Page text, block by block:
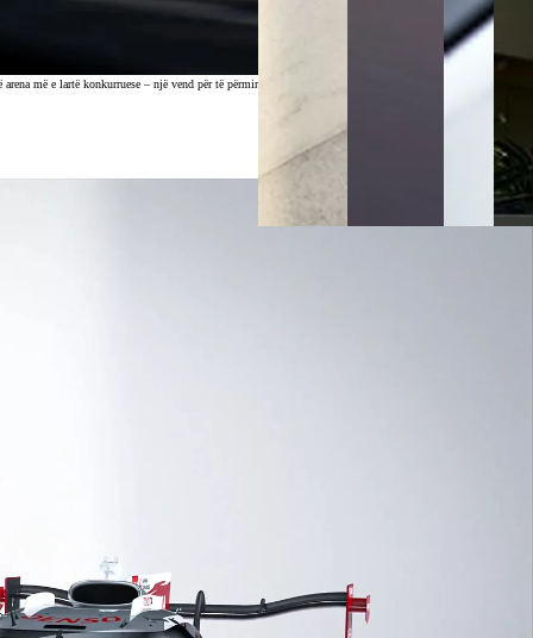
më e lartë konkurruese – një vend për të përmirësuar si makinat ashtu edhe njerëzit në një ndjekje të